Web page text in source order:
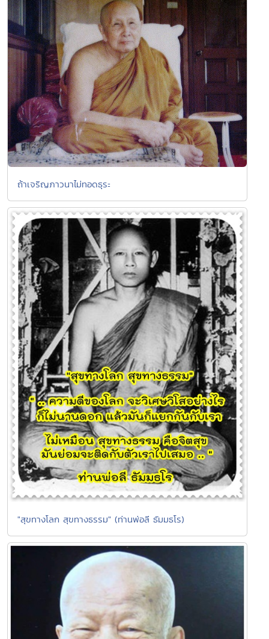
ถ้าเจริญภาวนาไม่ทอดธุระ
"สุขทางโลก สุขทางธรรม" (ท่านพ่อลี ธัมมธโร)